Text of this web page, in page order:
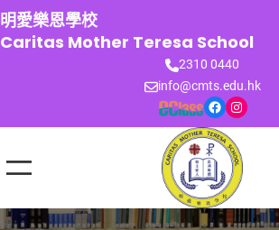
跳
至
主
明愛樂恩學校
Caritas Mother Teresa School
2310 0440
info@cmts.edu.hk
Facebook Instagram